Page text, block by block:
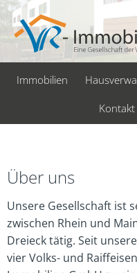
Immobilien
Kontakt
Über uns
Unsere Gesellschaft ist
zwischen Rhein und
Dreieck tätig. Seit
vier Volks- und